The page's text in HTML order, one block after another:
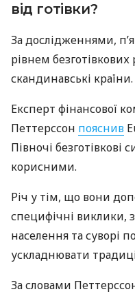
від готівки?
За дослідженнями,
рівнем
скандинавські країни.
Експерт фінансової
Петтерссон пояснив
Півночі
корисними.
Річ у тім, що вони
специфічні виклики,
населення та суворі
ускладнювати
За словами